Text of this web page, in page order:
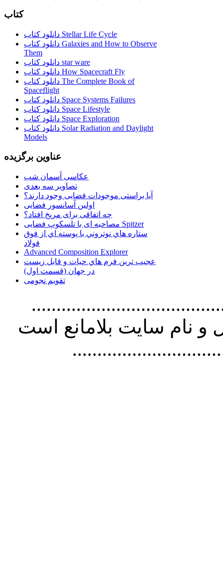
کتاب
دانلود کتاب Stellar Life Cycle
دانلود کتاب Galaxies and How to Observe
Them
دانلود کتاب star ware
دانلود کتاب How Spacecraft Fly
دانلود کتاب The Complete Book of
Spaceflight
دانلود کتاب Space Systems Failures
دانلود کتاب Space Lifestyle
دانلود کتاب Space Exploration
دانلود کتاب Solar Radiation and Daylight
Models
عناوین برگزیده
عکاسی آسمان شب
تصاویر سه بعدی
آیا براستی موجودات فضایی وجود دارند؟
اولین آسانسور فضایی
چه اتفاقی برای مریخ افتاد؟
مصاحبه ای با تلسکوپ فضایی Spitzer
ستاره هاي نوتروني با پوسته اي از فوق
فولاد
Advanced Composition Explorer
عجیب ترین فرم هاي حيات و قابل زيست
در جهان (قسمت اول)
تقویم نجومی
استفاده از
نام سايت بلامانع است